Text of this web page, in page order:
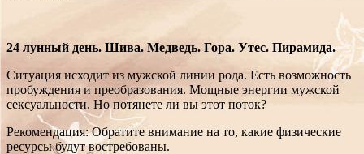
24 лунный день. Шива. Медведь. Гора. Утес. Пирамида.
Ситуация исходит из мужской линии рода. Есть возможность
пробуждения и преобразования. Мощные энергии мужской
сексуальности. Но потянете ли вы этот поток?
Рекомендация: Обратите внимание на то, какие физические
ресурсы будут востребованы.